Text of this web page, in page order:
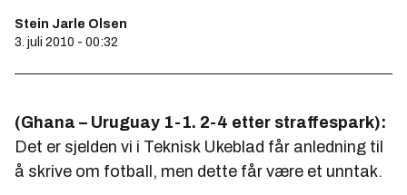
Stein Jarle Olsen
3. juli 2010 - 00:32
(Ghana – Uruguay 1-1. 2-4 etter straffespark):
Det er sjelden vi i Teknisk Ukeblad får anledning til
å skrive om fotball, men dette får være et unntak.